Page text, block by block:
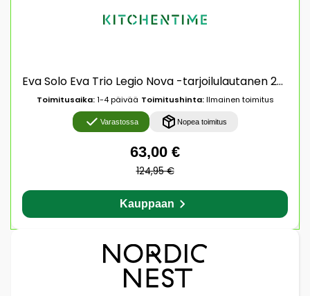
Eva Solo Eva Trio Legio Nova -tarjoilulautanen 29 x 42 cm Valkoinen
Toimitusaika:1-4 päivää Toimitushinta:Ilmainen toimitus
Varastossa Nopea toimitus
63,00 €
124,95 €
Kauppaan